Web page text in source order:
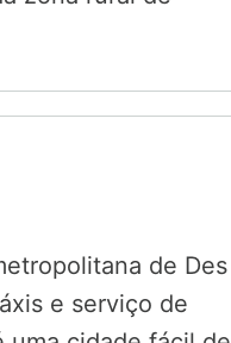
de Des
e serviço de